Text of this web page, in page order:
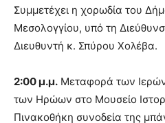
Συμμετέχει η χορωδία του
Μεσολογγίου, υπό τη
Διευθυντή κ. Σπύρου Χολέβα.
2:00 μ.μ. Μεταφορά των
των Ηρώων στο Μουσείο
Πινακοθήκη συνοδεία της